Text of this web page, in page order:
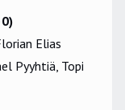
Elias
Pyyhtiä, Topi